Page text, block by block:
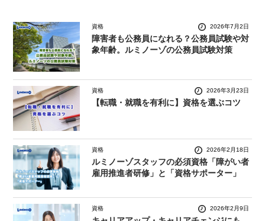
資格 2026年7月2日
障害者も公務員になれる？公務員試験や対
象年齢。ルミノーゾの公務員試験対策
資格 2026年3月23日
【転職・就職を有利に】資格を選ぶコツ
資格 2026年2月18日
ルミノーゾスタッフの必須資格「障がい者
雇用推進者研修」と「資格サポーター」
資格 2026年2月9日